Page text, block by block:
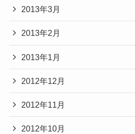
2013年3月
2013年2月
2013年1月
2012年12月
2012年11月
2012年10月